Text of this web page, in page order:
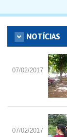
NOTÍCIAS
07/02/2017
07/02/2017